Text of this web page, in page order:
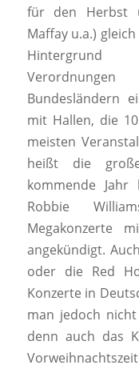
für den Herbst
Maffay u.a.)
Hintergrund
Bundesländern
mit Hallen, die
meisten
heißt die
kommende
Robbie
Megakonzerte
angekündigt.
oder die Red
Konzerte in
man jedoch
denn auch das